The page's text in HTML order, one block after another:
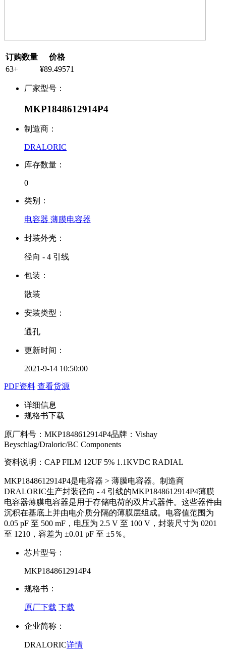
订购数量
价格
63+
¥89.49571
厂家型号：
MKP1848612914P4
制造商：
DRALORIC
库存数量：
0
类别：
电容器 薄膜电容器
封装外壳：
径向 - 4 引线
包装：
散装
安装类型：
通孔
更新时间：
2021-9-14 10:50:00
PDF资料 查看货源
详细信息
规格书下载
原厂料号： MKP1848612914P4品牌： Vishay
Beyschlag/Draloric/BC Components
资料说明： CAP FILM 12UF 5% 1.1KVDC RADIAL
MKP1848612914P4是电容器 > 薄膜电容器。制造商
DRALORIC生产封装径向 - 4 引线的MKP1848612914P4薄膜
电容器薄膜电容器是用于存储电荷的双片式器件。这些器件由
沉积在基底上并由电介质分隔的薄膜层组成。电容值范围为
0.05 pF 至 500 mF，电压为 2.5 V 至 100 V，封装尺寸为 0201
至 1210，容差为 ±0.01 pF 至 ±5％。
芯片型号：
MKP1848612914P4
规格书：
原厂下载 下载
企业简称：
DRALORIC详情